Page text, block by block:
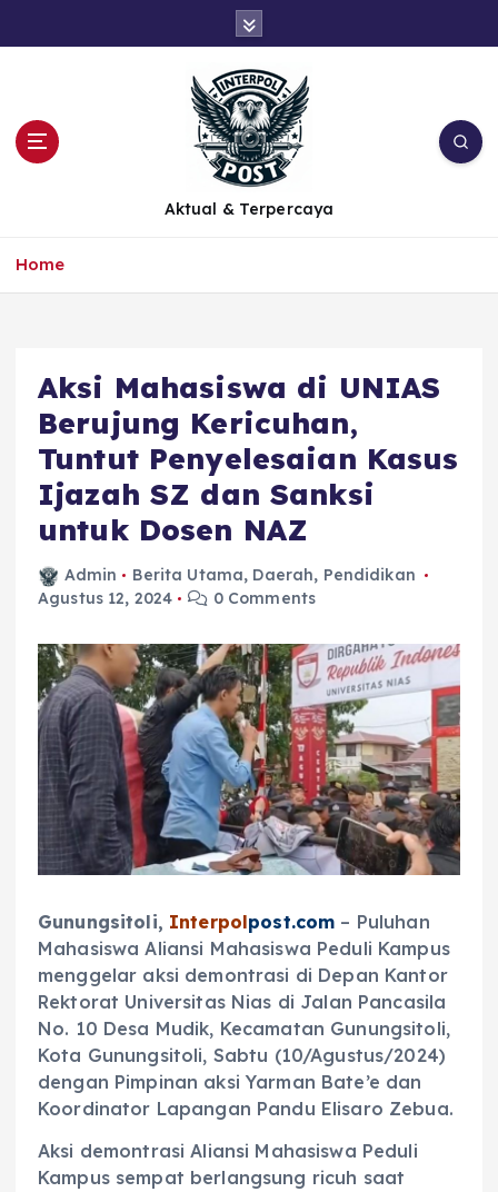
Aktual & Terpercaya
Home
Aksi Mahasiswa di UNIAS
Berujung Kericuhan,
Tuntut Penyelesaian Kasus
Ijazah SZ dan Sanksi
untuk Dosen NAZ
Admin Berita Utama, Daerah, Pendidikan
Agustus 12, 2024
0 Comments
Gunungsitoli, Interpolpost.com – Puluhan
Mahasiswa Aliansi Mahasiswa Peduli Kampus
menggelar aksi demontrasi di Depan Kantor
Rektorat Universitas Nias di Jalan Pancasila
No. 10 Desa Mudik, Kecamatan Gunungsitoli,
Kota Gunungsitoli, Sabtu (10/Agustus/2024)
dengan Pimpinan aksi Yarman Bate’e dan
Koordinator Lapangan Pandu Elisaro Zebua.
Aksi demontrasi Aliansi Mahasiswa Peduli
Kampus sempat berlangsung ricuh saat